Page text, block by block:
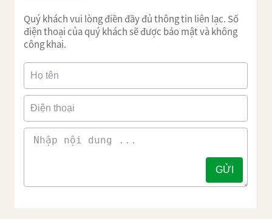
Quý khách vui lòng điền đầy đủ thông tin liên lạc. Số
điện thoại của quý khách sẽ được bảo mật và không
công khai.